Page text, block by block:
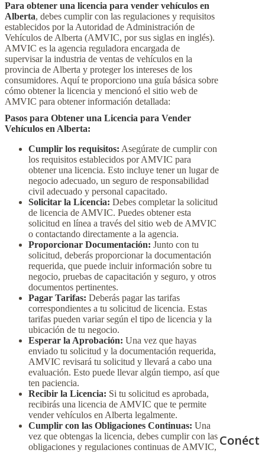
Para obtener una licencia para vender vehículos en
Alberta, debes cumplir con las regulaciones y requisitos
establecidos por la Autoridad de Administración de
Vehículos de Alberta (AMVIC, por sus siglas en inglés).
AMVIC es la agencia reguladora encargada de
supervisar la industria de ventas de vehículos en la
provincia de Alberta y proteger los intereses de los
consumidores. Aquí te proporciono una guía básica sobre
cómo obtener la licencia y mencionó el sitio web de
AMVIC para obtener información detallada:
Pasos para Obtener una Licencia para Vender
Vehículos en Alberta:
Cumplir los requisitos: Asegúrate de cumplir con
los requisitos establecidos por AMVIC para
obtener una licencia. Esto incluye tener un lugar de
negocio adecuado, un seguro de responsabilidad
civil adecuado y personal capacitado.
Solicitar la Licencia: Debes completar la solicitud
de licencia de AMVIC. Puedes obtener esta
solicitud en línea a través del sitio web de AMVIC
o contactando directamente a la agencia.
Proporcionar Documentación: Junto con tu
solicitud, deberás proporcionar la documentación
requerida, que puede incluir información sobre tu
negocio, pruebas de capacitación y seguro, y otros
documentos pertinentes.
Pagar Tarifas: Deberás pagar las tarifas
correspondientes a tu solicitud de licencia. Estas
tarifas pueden variar según el tipo de licencia y la
ubicación de tu negocio.
Esperar la Aprobación: Una vez que hayas
enviado tu solicitud y la documentación requerida,
AMVIC revisará tu solicitud y llevará a cabo una
evaluación. Esto puede llevar algún tiempo, así que
ten paciencia.
Recibir la Licencia: Si tu solicitud es aprobada,
recibirás una licencia de AMVIC que te permite
vender vehículos en Alberta legalmente.
Cumplir con las Obligaciones Continuas: Una
vez que obtengas la licencia, debes cumplir con las
obligaciones y regulaciones continuas de AMVIC,